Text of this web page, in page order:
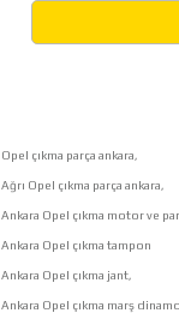
Opel çıkma parça ankara,
Ağrı Opel çıkma parça ankara,
Ankara Opel çıkma motor ve
Ankara Opel çıkma tampon
Ankara Opel çıkma jant,
Ankara Opel çıkma marş